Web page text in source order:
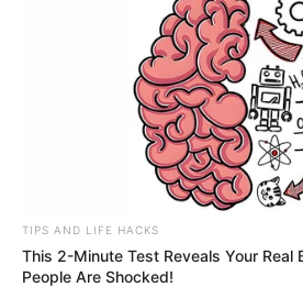
TIPS AND LIFE HACKS
This 2-Minute Test Reveals Your Real
People Are Shocked!